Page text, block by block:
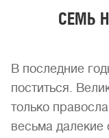
СЕМЬ
В последние
поститься.
только
весьма далекие